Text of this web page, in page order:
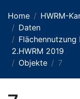
Home
HWRM-
Daten
Flächennutzung
2.HWRM 2019
Objekte
7